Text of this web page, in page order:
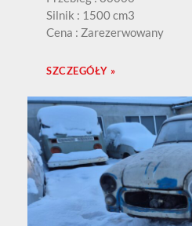
Silnik : 1500 cm3
Cena : Zarezerwowany
SZCZEGÓŁY »